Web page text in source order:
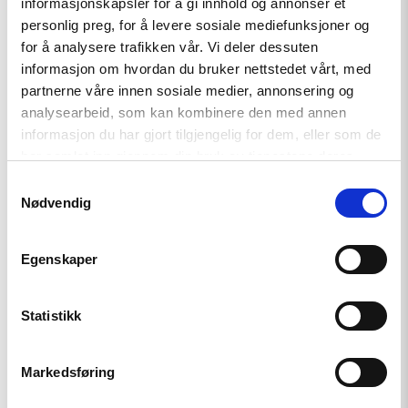
informasjonskapsler for å gi innhold og annonser et
personlig preg, for å levere sosiale mediefunksjoner og
for å analysere trafikken vår. Vi deler dessuten
informasjon om hvordan du bruker nettstedet vårt, med
partnerne våre innen sosiale medier, annonsering og
analysearbeid, som kan kombinere den med annen
informasjon du har gjort tilgjengelig for dem, eller som de
Nødvendig
Egenskaper
Statistikk
Markedsføring
Tydelig støtte i Haag til «People
First»
Read
article
"Helsingforskomiteen
med